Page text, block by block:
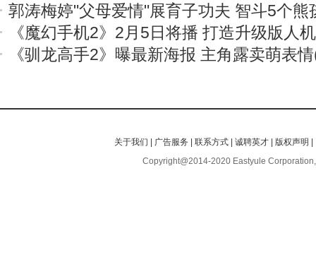
郭涛梅婷"父母爱情"展育子功夫 智斗5个熊
《魔幻手机2》2月5日将播 打造升级版人
《驯龙高手2》曝最新海报 主角露卖萌表
关于我们 广告服务 |联系方式 |诚聘英才 版权声明
Copyright@2014-2020 Eastyule